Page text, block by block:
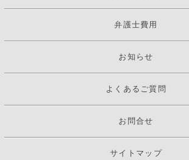
弁護士費用
お知らせ
よくあるご質問
お問合せ
サイトマップ